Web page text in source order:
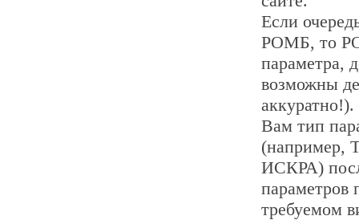
Если
РОМБ, то
параметра,
возможны
Вам тип
(например,
ИСКРА)
параметров
требуемом